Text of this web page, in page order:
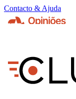
Contacto & Ajuda